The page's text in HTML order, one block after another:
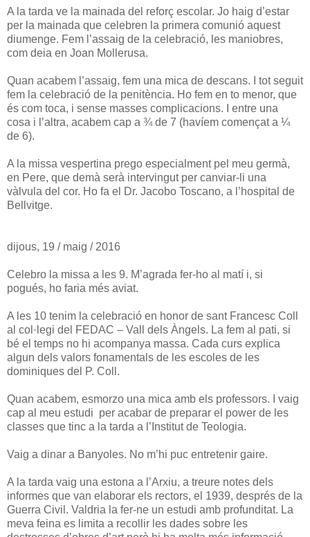
A la tarda ve la mainada del reforç escolar. Jo haig d’estar
per la mainada que celebren la primera comunió aquest
diumenge. Fem l’assaig de la celebració, les maniobres,
com deia en Joan Mollerusa.
Quan acabem l’assaig, fem una mica de descans. I tot seguit
fem la celebració de la penitència. Ho fem en to menor, que
és com toca, i sense masses complicacions. I entre una
cosa i l’altra, acabem cap a ¾ de 7 (havíem començat a ¼
de 6).
A la missa vespertina prego especialment pel meu germà,
en Pere, que demà serà intervingut per canviar-li una
vàlvula del cor. Ho fa el Dr. Jacobo Toscano, a l’hospital de
Bellvitge.
dijous, 19 / maig / 2016
Celebro la missa a les 9. M’agrada fer-ho al matí i, si
pogués, ho faria més aviat.
A les 10 tenim la celebració en honor de sant Francesc Coll
al col·legi del FEDAC – Vall dels Àngels. La fem al pati, si
bé el temps no hi acompanya massa. Cada curs explica
algun dels valors fonamentals de les escoles de les
dominiques del P. Coll.
Quan acabem, esmorzo una mica amb els professors. I vaig
cap al meu estudi per acabar de preparar el power de les
classes que tinc a la tarda a l’Institut de Teologia.
Vaig a dinar a Banyoles. No m’hi puc entretenir gaire.
A la tarda vaig una estona a l’Arxiu, a treure notes dels
informes que van elaborar els rectors, el 1939, després de la
Guerra Civil. Valdria la fer-ne un estudi amb profunditat. La
meva feina es limita a recollir les dades sobre les